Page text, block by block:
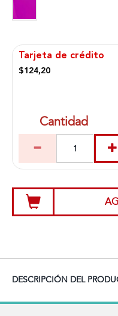
Tarjeta de crédito
$124,20
Cantidad
DESCRIPCIÓN DEL